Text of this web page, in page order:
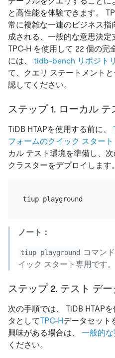
と高性能を体験できます。
常に複雑な一連のビジネス
成される、一般的な意思決定
TPC-H を使用して 22 個の完
には、 tidb-bench リポジトリ
て、クエリ ステートメント
認してください。
ステップ 1. ローカル
TiDB HTAPを使用する前に、
フォームのクイック スタート
カル テスト環境を準備し、
クラスターをデプロイします。
tiup playground
ノート：
tiup playground
コマン
イック スタート専用です。
ステップ 2. テスト デ
次の手順では、 TiDB HTAP
タとしてTPC-Hデータセット
興味がある場合は、 一般的
ください。